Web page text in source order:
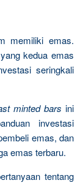
memiliki emas.
kedua emas
seringkali
minted barsini
investasi
emas, dan
emas terbaru.
tentang